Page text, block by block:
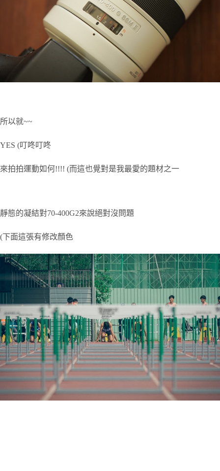
所以就~~
YES (叮咚叮咚
來拍拍運動如何!!!! (而這也覺對是我最愛的題材之一
靜態的凝結對70-400G2來說絕對沒問題
(下面這張有修改顏色